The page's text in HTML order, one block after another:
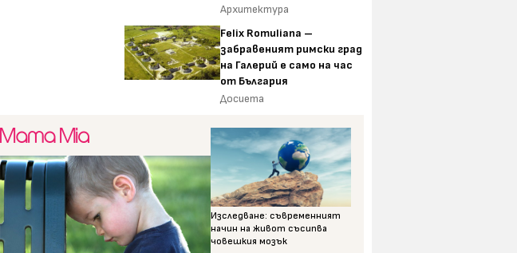
Архитектура
Felix Romuliana –
забравеният римски град
на Галерий е само на час
от България
Досиета
Изследване: съвременният
начин на живот съсипва
човешкия мозък